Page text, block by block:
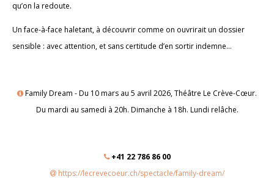
qu’on la redoute.
Un face-à-face haletant, à découvrir comme on ouvrirait un dossier
sensible : avec attention, et sans certitude d’en sortir indemne…
Family Dream - Du 10 mars au 5 avril 2026, Théâtre Le Crève-Cœur.
Du mardi au samedi à 20h. Dimanche à 18h. Lundi relâche.
+41 22 786 86 00
https://lecrevecoeur.ch/spectacle/family-dream/